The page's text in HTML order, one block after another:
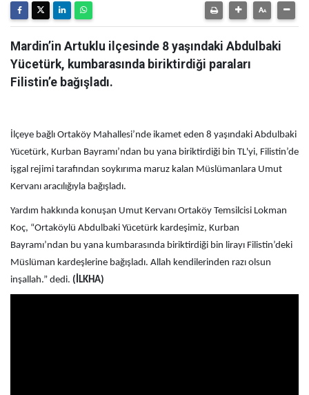
Mardin’in Artuklu ilçesinde 8 yaşındaki Abdulbaki
Yücetürk, kumbarasında biriktirdiği paraları
Filistin’e bağışladı.
İlçeye bağlı Ortaköy Mahallesi’nde ikamet eden 8 yaşındaki Abdulbaki
Yücetürk, Kurban Bayramı’ndan bu yana biriktirdiği bin TL'yi, Filistin’de
işgal rejimi tarafından soykırıma maruz kalan Müslümanlara Umut
Kervanı aracılığıyla bağışladı.
Yardım hakkında konuşan Umut Kervanı Ortaköy Temsilcisi Lokman
Koç, “Ortaköylü Abdulbaki Yücetürk kardeşimiz, Kurban
Bayramı’ndan bu yana kumbarasında biriktirdiği bin lirayı Filistin’deki
Müslüman kardeşlerine bağışladı. Allah kendilerinden razı olsun
inşallah.” dedi. (İLKHA)